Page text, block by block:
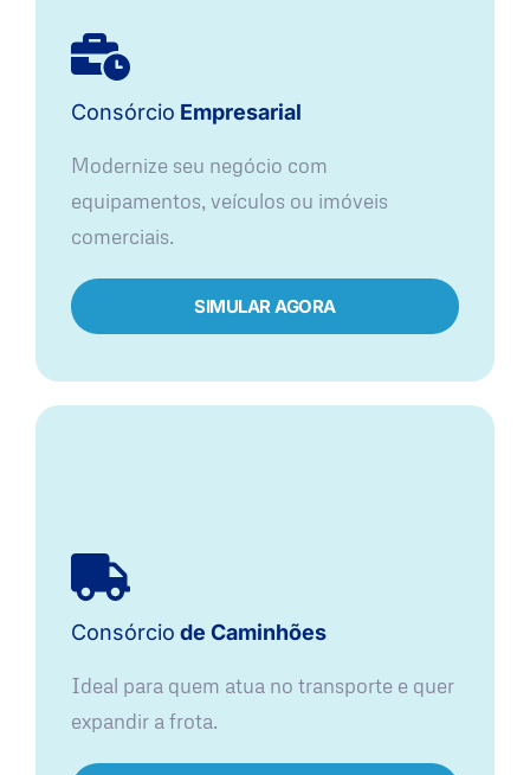
Consórcio Empresarial
Modernize seu negócio com
equipamentos, veículos ou imóveis
comerciais.
SIMULAR AGORA
Consórcio de Caminhões
Ideal para quem atua no transporte e quer
expandir a frota.